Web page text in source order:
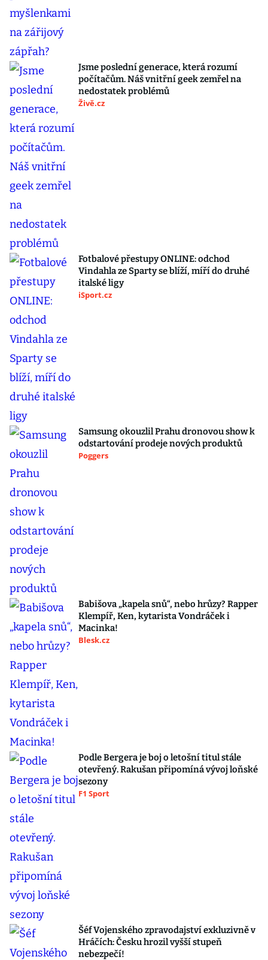
Jsme poslední generace, která rozumí
počítačům. Náš vnitřní geek zemřel na
nedostatek problémů
Živě.cz
Fotbalové přestupy ONLINE: odchod
Vindahla ze Sparty se blíží, míří do druhé
italské ligy
iSport.cz
Samsung okouzlil Prahu dronovou show k
odstartování prodeje nových produktů
Poggers
Babišova „kapela snů“, nebo hrůzy? Rapper
Klempíř, Ken, kytarista Vondráček i
Macinka!
Blesk.cz
Podle Bergera je boj o letošní titul stále
otevřený. Rakušan připomíná vývoj loňské
sezony
F1 Sport
Šéf Vojenského zpravodajství exkluzivně v
Hráčích: Česku hrozil vyšší stupeň
nebezpečí!